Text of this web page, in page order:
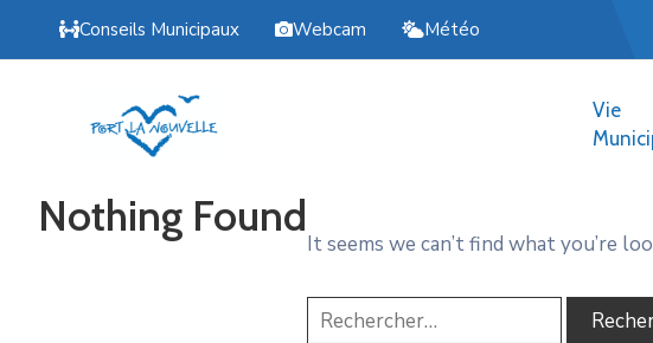
Conseils Municipaux Webcam Météo
Vie
Nothing Found
It seems we can’t find what you’re